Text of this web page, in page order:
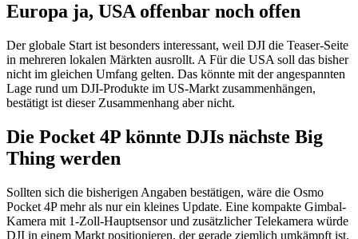
Europa ja, USA offenbar noch offen
Der globale Start ist besonders interessant, weil DJI die Teaser-Seite
in mehreren lokalen Märkten ausrollt. A Für die USA soll das bisher
nicht im gleichen Umfang gelten. Das könnte mit der angespannten
Lage rund um DJI-Produkte im US-Markt zusammenhängen,
bestätigt ist dieser Zusammenhang aber nicht.
Die Pocket 4P könnte DJIs nächste Big
Thing werden
Sollten sich die bisherigen Angaben bestätigen, wäre die Osmo
Pocket 4P mehr als nur ein kleines Update. Eine kompakte Gimbal-
Kamera mit 1-Zoll-Hauptsensor und zusätzlicher Telekamera würde
DJI in einem Markt positionieren, der gerade ziemlich umkämpft ist.